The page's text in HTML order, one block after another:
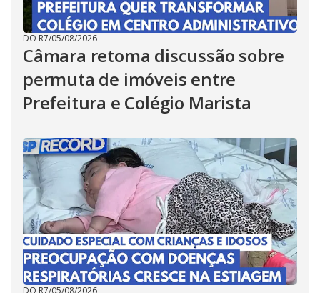
DO R7/05/08/2026
Câmara retoma discussão sobre
permuta de imóveis entre
Prefeitura e Colégio Marista
DO R7/05/08/2026